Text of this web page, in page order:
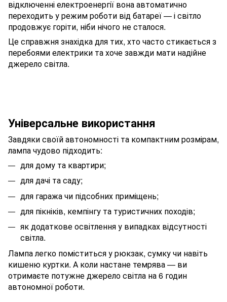
відключенні електроенергії вона автоматично
переходить у режим роботи від батареї — і світло
продовжує горіти, ніби нічого не сталося.
Це справжня знахідка для тих, хто часто стикається з
перебоями електрики та хоче завжди мати надійне
джерело світла.
Універсальне використання
Завдяки своїй автономності та компактним розмірам,
лампа чудово підходить:
для дому та квартири;
для дачі та саду;
для гаража чи підсобних приміщень;
для пікніків, кемпінгу та туристичних походів;
як додаткове освітлення у випадках відсутності
світла.
Лампа легко поміститься у рюкзак, сумку чи навіть
кишеню куртки. А коли настане темрява — ви
отримаєте потужне джерело світла на 6 годин
автономної роботи.